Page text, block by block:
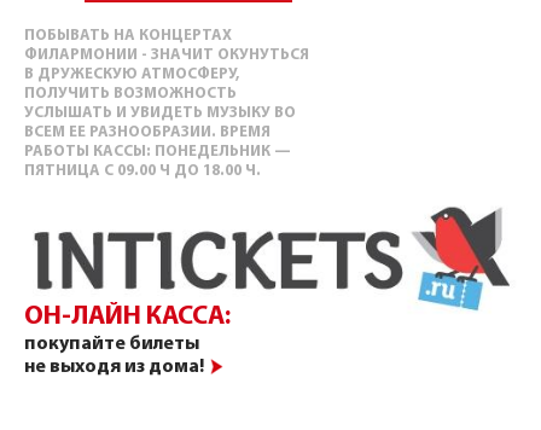
ПОБЫВАТЬ НА КОНЦЕРТАХ
ФИЛАРМОНИИ - ЗНАЧИТ ОКУНУТЬСЯ
В ДРУЖЕСКУЮ АТМОСФЕРУ,
ПОЛУЧИТЬ ВОЗМОЖНОСТЬ
УСЛЫШАТЬ И УВИДЕТЬ МУЗЫКУ ВО
ВСЕМ ЕЕ РАЗНООБРАЗИИ. ВРЕМЯ
РАБОТЫ КАССЫ: ПОНЕДЕЛЬНИК —
ПЯТНИЦА С 09.00 Ч ДО 18.00 Ч.
ОН-ЛАЙН КАССА:
покупайте билеты
не выходя из дома!